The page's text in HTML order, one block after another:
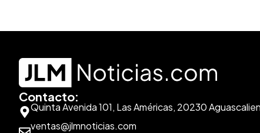
Contacto:
Quinta Avenida 101, Las Américas, 20230
ventas@jlmnoticias.com